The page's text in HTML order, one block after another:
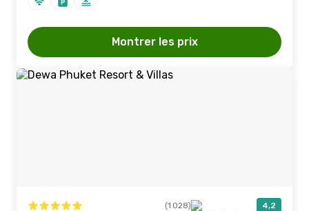
Montrer les prix
(1 028) 4,2